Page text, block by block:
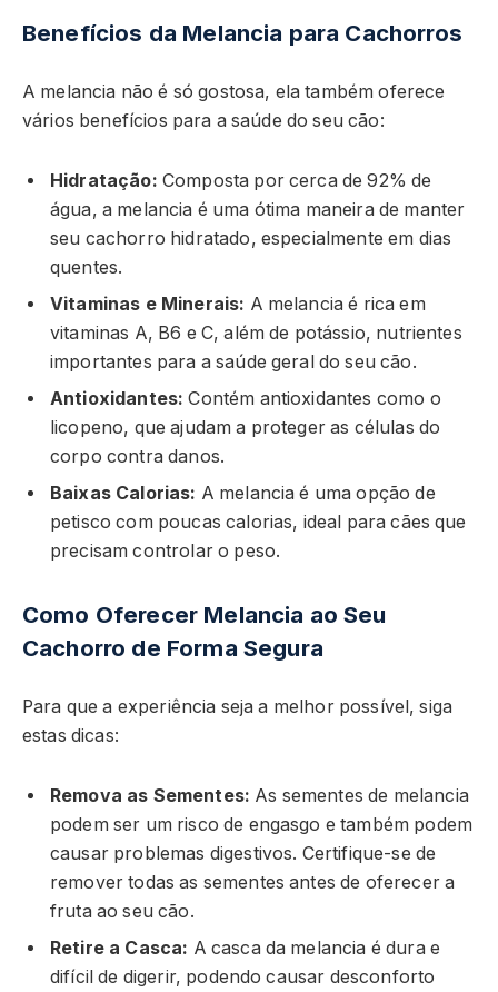
Benefícios da Melancia para Cachorros
A melancia não é só gostosa, ela também oferece
vários benefícios para a saúde do seu cão:
Hidratação: Composta por cerca de 92% de
água, a melancia é uma ótima maneira de manter
seu cachorro hidratado, especialmente em dias
quentes.
Vitaminas e Minerais: A melancia é rica em
vitaminas A, B6 e C, além de potássio, nutrientes
importantes para a saúde geral do seu cão.
Antioxidantes: Contém antioxidantes como o
licopeno, que ajudam a proteger as células do
corpo contra danos.
Baixas Calorias: A melancia é uma opção de
petisco com poucas calorias, ideal para cães que
precisam controlar o peso.
Como Oferecer Melancia ao Seu
Cachorro de Forma Segura
Para que a experiência seja a melhor possível, siga
estas dicas:
Remova as Sementes: As sementes de melancia
podem ser um risco de engasgo e também podem
causar problemas digestivos. Certifique-se de
remover todas as sementes antes de oferecer a
fruta ao seu cão.
Retire a Casca: A casca da melancia é dura e
difícil de digerir, podendo causar desconforto